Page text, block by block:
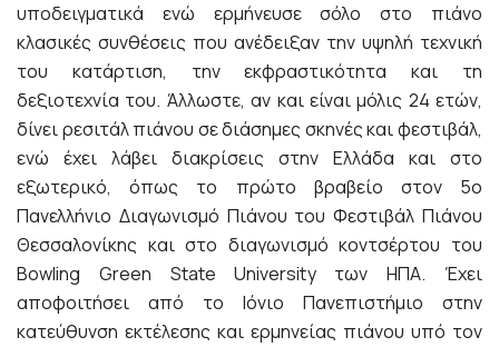
υποδειγματικά ενώ ερμήνευσε σόλο στο πιάνο
κλασικές συνθέσεις που ανέδειξαν την υψηλή τεχνική
του κατάρτιση, την εκφραστικότητα και τη
δεξιοτεχνία του. Άλλωστε, αν και είναι μόλις 24 ετών,
δίνει ρεσιτάλ πιάνου σε διάσημες σκηνές και φεστιβάλ,
ενώ έχει λάβει διακρίσεις στην Ελλάδα και στο
εξωτερικό, όπως το πρώτο βραβείο στον 5ο
Πανελλήνιο Διαγωνισμό Πιάνου του Φεστιβάλ Πιάνου
Θεσσαλονίκης και στο διαγωνισμό κοντσέρτου του
Bowling Green State University των ΗΠΑ. Έχει
αποφοιτήσει από το Ιόνιο Πανεπιστήμιο στην
κατεύθυνση εκτέλεσης και ερμηνείας πιάνου υπό τον